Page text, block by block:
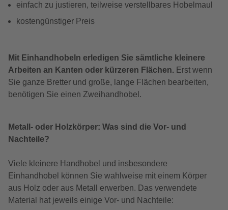
einfach zu justieren, teilweise verstellbares Hobelmaul
kostengünstiger Preis
Mit Einhandhobeln erledigen Sie sämtliche kleinere
Arbeiten an Kanten oder kürzeren Flächen. Erst wenn
Sie ganze Bretter und große, lange Flächen bearbeiten,
benötigen Sie einen Zweihandhobel.
Metall- oder Holzkörper: Was sind die Vor- und
Nachteile?
Viele kleinere Handhobel und insbesondere
Einhandhobel können Sie wahlweise mit einem Körper
aus Holz oder aus Metall erwerben. Das verwendete
Material hat jeweils einige Vor- und Nachteile: